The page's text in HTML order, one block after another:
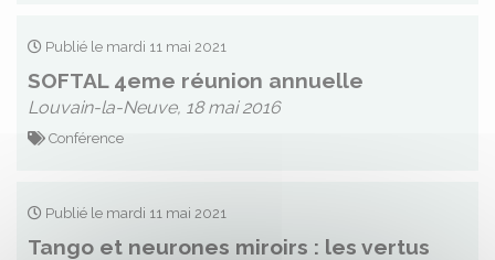
Publié le mardi 11 mai 2021
SOFTAL 4eme réunion annuelle
Louvain-la-Neuve, 18 mai 2016
Conférence
Publié le mardi 11 mai 2021
Tango et neurones miroirs : les vertus